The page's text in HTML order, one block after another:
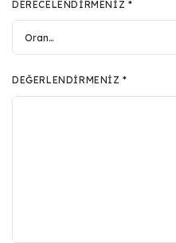
DERECELENDIRMENIZ *
DEĞERLENDIRMENIZ*